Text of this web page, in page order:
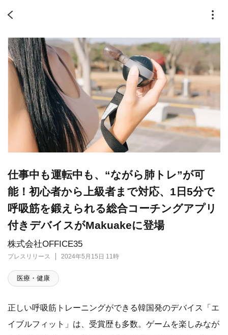
株式会社OFFICE35
プレスリリース 2024年5月15日 11時
仕事中も運転中も、“ながら肺トレ”が可
能！初心者から上級者まで対応、1日5分で
呼吸筋を鍛えられる総合コーチングアプリ
付きデバイスがMakuakeに登場
医療・健康
正しい呼吸筋トレーニングができる韓国発のデバイス「エ
イブルフィット」は、受賞歴も多数。ゲームを楽しみなが